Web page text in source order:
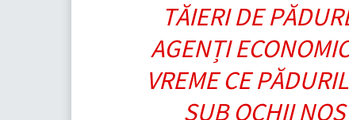
TĂIERI DE
AGENȚI
VREME CE
SUB OCHII